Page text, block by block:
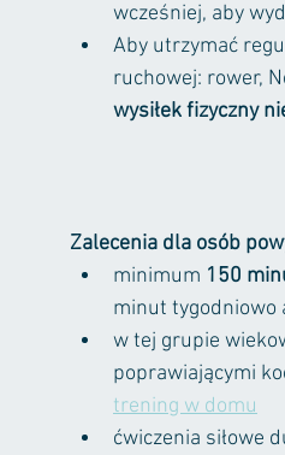
wcześniej, aby
Aby utrzymać
ruchowej: rower,
wysiłek fizyczny
Zalecenia dla osób
minimum 150
minut tygodniowo
w tej grupie
poprawiającymi
trening w domu
ćwiczenia siłowe